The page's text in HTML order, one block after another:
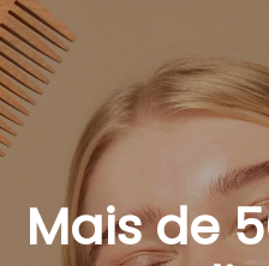
Mais de